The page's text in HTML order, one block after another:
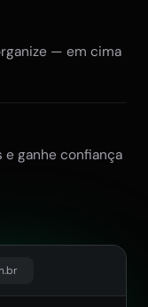
— em cima
ganhe confiança